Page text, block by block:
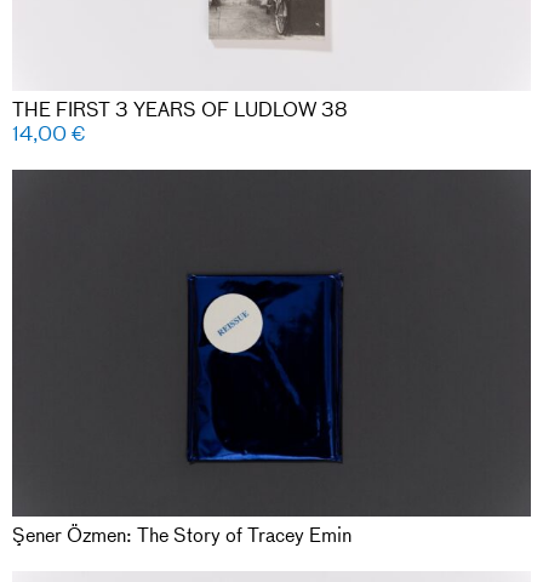
THE FIRST 3 YEARS OF LUDLOW 38
14,00€
Şener Özmen: The Story of Tracey Emin